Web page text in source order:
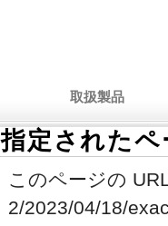
取扱製品
指定された
このページの
2/2023/04/18/